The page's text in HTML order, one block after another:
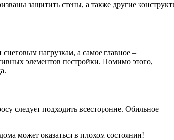
защитить стены, а также другие
нагрузкам, а самое главное –
элементов постройки. Помимо этого,
следует подходить всесторонне. Обильное
может оказаться в плохом состоянии!